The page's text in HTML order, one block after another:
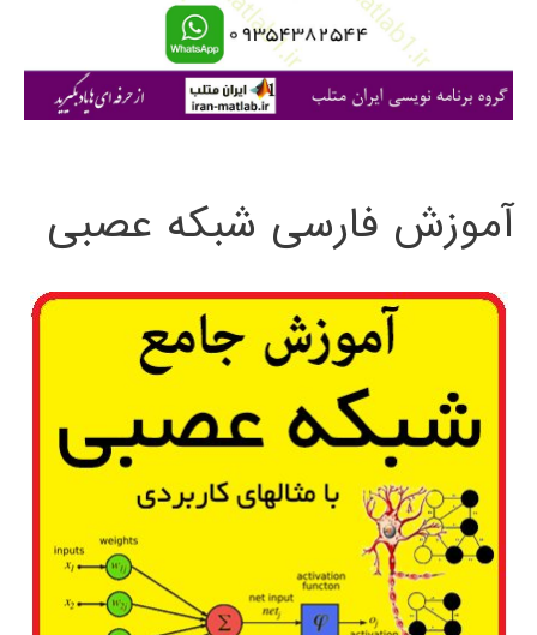
ی
آموزش فارسی شبکه عصبی